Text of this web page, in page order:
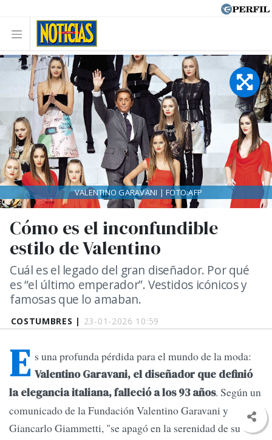
COSTUMBRES | 23-01-2026 10:59
Cómo es el inconfundible
estilo de Valentino
Cuál es el legado del gran diseñador. Por qué
es “el último emperador”. Vestidos icónicos y
famosas que lo amaban.
VALENTINO GARAVANI | FOTO:AFP
E s una profunda pérdida para el mundo de la moda:
Valentino Garavani, el diseñador que definió
la elegancia italiana, falleció a los 93 años. Según un
comunicado de la Fundación Valentino Garavani y
Giancarlo Giammetti, "se apagó en la serenidad de su